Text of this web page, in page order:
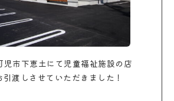
市下恵土にて児童福祉施設の店
引渡しさせていただきました！